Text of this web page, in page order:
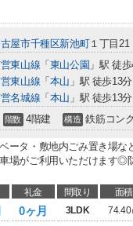
屋市千種区新池町１丁目21
東山線 「 東山公園 」駅 徒
東山線 「 本山 」駅 徒歩13分
名城線 「 本山 」駅 徒歩13分
階数 4階建 構造 鉄筋コン
ータ・敷地内ごみ置き場
場がご利用いただけます◎
礼金 間取り 面積
0ヶ月 3LDK 74.40